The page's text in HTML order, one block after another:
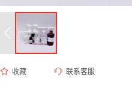
收藏 联系客服